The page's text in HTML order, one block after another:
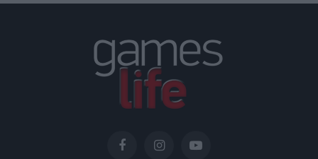
FacebookInstagramYouTube